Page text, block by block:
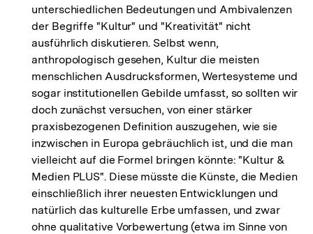
unterschiedlichen Bedeutungen und Ambivalenzen
der Begriffe "Kultur" und "Kreativität" nicht
ausführlich diskutieren. Selbst wenn,
anthropologisch gesehen, Kultur die meisten
menschlichen Ausdrucksformen, Wertesysteme und
sogar institutionellen Gebilde umfasst, so sollten wir
doch zunächst versuchen, von einer stärker
praxisbezogenen Definition auszugehen, wie sie
inzwischen in Europa gebräuchlich ist, und die man
vielleicht auf die Formel bringen könnte: "Kultur &
Medien PLUS". Diese müsste die Künste, die Medien
einschließlich ihrer neuesten Entwicklungen und
natürlich das kulturelle Erbe umfassen, und zwar
ohne qualitative Vorbewertung (etwa im Sinne von